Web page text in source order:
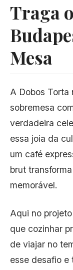
Traga
Mesa
A Dobos Torta
sobremesa
verdadeira
essa joia da
um café
brut
memorável.
Aqui no
que cozinhar
de viajar no
esse desafio e